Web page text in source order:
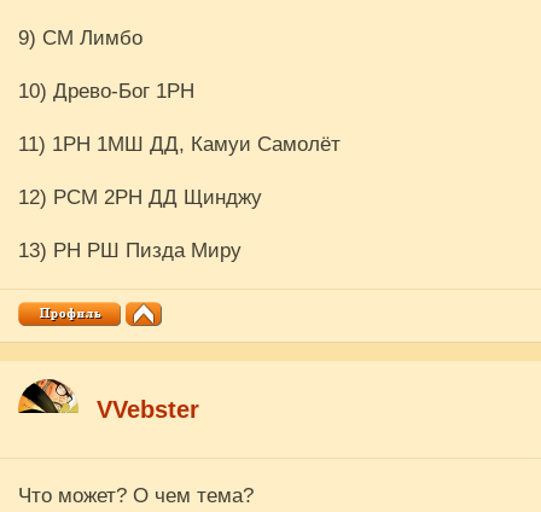
9) СМ Лимбо
10) Древо-Бог 1РН
11) 1РН 1МШ ДД, Камуи Самолёт
12) РСМ 2РН ДД Щинджу
13) РН РШ Пизда Миру
VVebster
Что может? О чем тема?